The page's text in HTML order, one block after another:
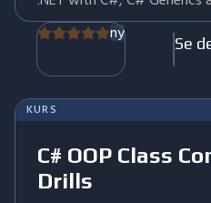
ny
Se
KURS
C# OOP Class
Drills